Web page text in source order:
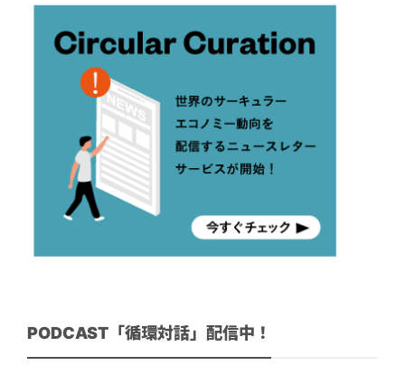
PODCAST「循環対話」配信中！